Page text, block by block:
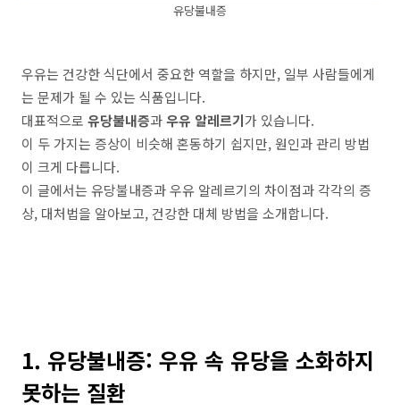
유당불내증
우유는 건강한 식단에서 중요한 역할을 하지만, 일부 사람들에게
는 문제가 될 수 있는 식품입니다.
대표적으로 유당불내증과우유 알레르기가 있습니다.
이 두 가지는 증상이 비슷해 혼동하기 쉽지만, 원인과 관리 방법
이 크게 다릅니다.
이 글에서는 유당불내증과 우유 알레르기의 차이점과 각각의 증
상, 대처법을 알아보고, 건강한 대체 방법을 소개합니다.
1. 유당불내증: 우유 속 유당을 소화하지
못하는 질환